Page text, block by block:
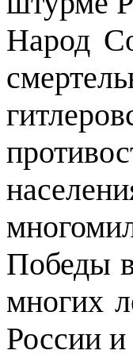
Народ
Победы
многих
России и